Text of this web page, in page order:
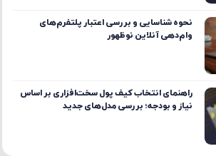
نحوه شناسایی و بررسی اعتبار پلتفرم‌های
وام‌دهی آنلاین نوظهور
راهنمای انتخاب کیف پول سخت‌افزاری بر اساس
نیاز و بودجه؛ بررسی مدل‌های جدید